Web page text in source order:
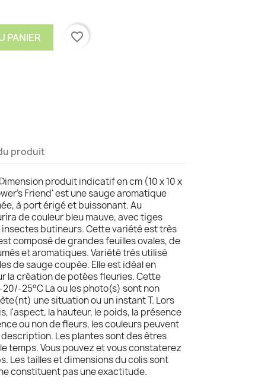
PANIER
favorite_border
produit
produit indicatif en cm (10 x 10 x
Friend' est une sauge aromatique
à port érigé et buissonant. Au
de couleur bleu mauve, avec tiges
butineurs. Cette variété est très
composé de grandes feuilles ovales, de
et aromatiques. Variété très utilisé
de sauge coupée. Elle est idéal en
la création de potées fleuries. Cette
25°C La ou les photo(s) sont non
une situation ou un instant T. Lors
l'aspect, la hauteur, le poids, la présence
ou non de fleurs, les couleurs peuvent
Les plantes sont des êtres
temps. Vous pouvez et vous constaterez
Les tailles et dimensions du colis sont
constituent pas une exactitude.